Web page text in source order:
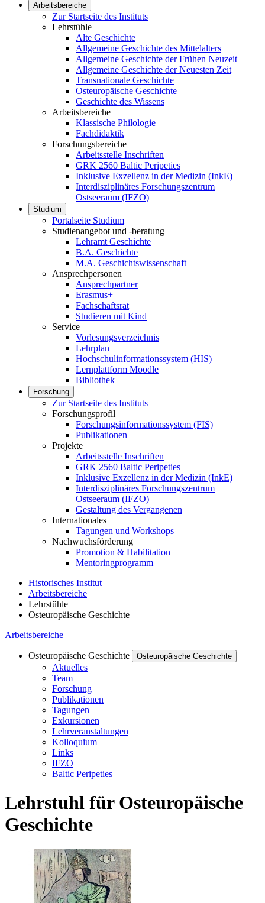
Arbeitsbereiche
Zur Startseite des Instituts
Lehrstühle
Alte Geschichte
Allgemeine Geschichte des Mittelalters
Allgemeine Geschichte der Frühen Neuzeit
Allgemeine Geschichte der Neuesten Zeit
Transnationale Geschichte
Osteuropäische Geschichte
Geschichte des Wissens
Arbeitsbereiche
Klassische Philologie
Fachdidaktik
Forschungsbereiche
Arbeitsstelle Inschriften
GRK 2560 Baltic Peripeties
Inklusive Exzellenz in der Medizin (InkE)
Interdisziplinäres Forschungszentrum
Ostseeraum (IFZO)
Studium
Portalseite Studium
Studienangebot und -beratung
Lehramt Geschichte
B.A. Geschichte
M.A. Geschichtswissenschaft
Ansprechpersonen
Ansprechpartner
Erasmus+
Fachschaftsrat
Studieren mit Kind
Service
Vorlesungsverzeichnis
Lehrplan
Hochschulinformationssystem (HIS)
Lernplattform Moodle
Bibliothek
Forschung
Zur Startseite des Instituts
Forschungsprofil
Forschungsinformationssystem (FIS)
Publikationen
Projekte
Arbeitsstelle Inschriften
GRK 2560 Baltic Peripeties
Inklusive Exzellenz in der Medizin (InkE)
Interdisziplinäres Forschungszentrum
Ostseeraum (IFZO)
Gestaltung des Vergangenen
Internationales
Tagungen und Workshops
Nachwuchsförderung
Promotion & Habilitation
Mentoringprogramm
Historisches Institut
Arbeitsbereiche
Lehrstühle
Osteuropäische Geschichte
Arbeitsbereiche
Osteuropäische Geschichte Osteuropäische Geschichte
Aktuelles
Team
Forschung
Publikationen
Tagungen
Exkursionen
Lehrveranstaltungen
Kolloquium
Links
IFZO
Baltic Peripeties
Lehrstuhl für Osteuropäische
Geschichte